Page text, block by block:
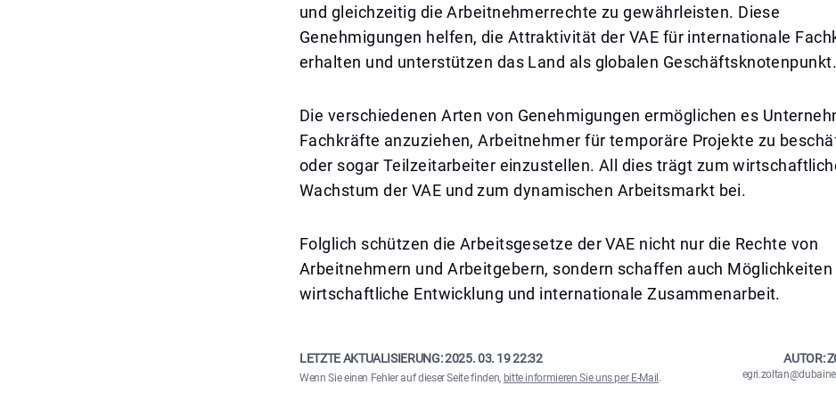
und gleichzeitig die Arbeitnehmerrechte zu gewährleisten. Diese
Genehmigungen helfen, die Attraktivität der VAE für internationale
erhalten und unterstützen das Land als globalen Geschäftsknotenpunkt.
Die verschiedenen Arten von Genehmigungen ermöglichen es
Fachkräfte anzuziehen, Arbeitnehmer für temporäre Projekte zu
oder sogar Teilzeitarbeiter einzustellen. All dies trägt zum
Wachstum der VAE und zum dynamischen Arbeitsmarkt bei.
Folglich schützen die Arbeitsgesetze der VAE nicht nur die Rechte von
Arbeitnehmern und Arbeitgebern, sondern schaffen auch
wirtschaftliche Entwicklung und internationale Zusammenarbeit.
LETZTE AKTUALISIERUNG:2025. 03. 19 22:32
Wenn Sie einen Fehler auf dieser Seite finden, bitte informieren Sie uns per E-Mail .
AUTOR: